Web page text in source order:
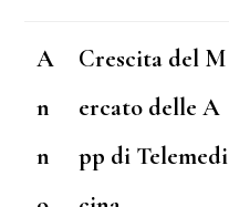
A
n
n
Crescita del M
ercato delle A
pp di Telemedi